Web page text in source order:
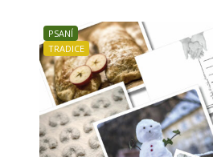
PSANÍ
TRADICE
ČAS
LIDSKÉ ČINNOSTI
PSANÍ
SLOVNÍ ZÁSOBA